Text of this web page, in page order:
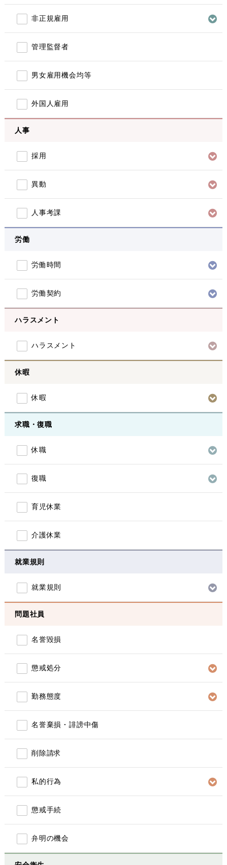
非正規雇用
管理監督者
男女雇用機会均等
外国人雇用
人事
採用
異動
人事考課
労働
労働時間
労働契約
ハラスメント
ハラスメント
休暇
休暇
求職・復職
休職
復職
育児休業
介護休業
就業規則
就業規則
問題社員
名誉毀損
懲戒処分
勤務態度
名誉棄損・誹謗中傷
削除請求
私的行為
懲戒手続
弁明の機会